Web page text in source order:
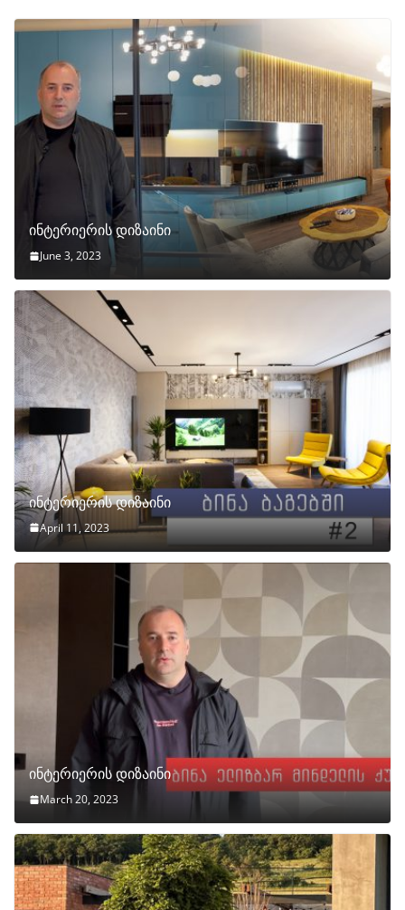
ინტერიერის დიზაინი
June 3, 2023
ინტერიერის დიზაინი
April 11, 2023
ინტერიერის დიზაინი
March 20, 2023